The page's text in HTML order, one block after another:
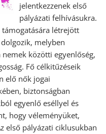
jelentkezzenek első
pályázati felhívásukra.
támogatására létrejött
melyben
közötti egyenlőség,
Fő célkitűzéseik
elő nők jogai
biztonságban
egyenlő eséllyel és
hogy véleményüket,
első pályázati ciklusukban